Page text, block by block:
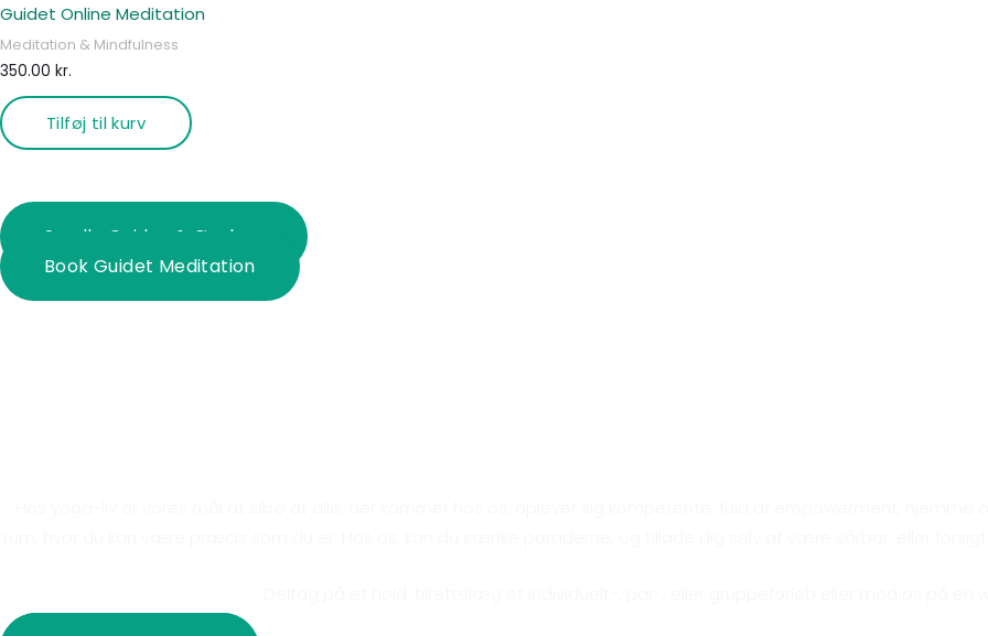
Guidet Online Meditation
Meditation & Mindfulness
350.00 kr.
Tilføj til kurv
Se alle Guides & Øvelser
Book Guidet Meditation